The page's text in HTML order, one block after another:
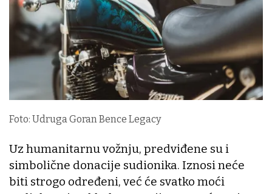
Foto: Udruga Goran Bence Legacy
Uz humanitarnu vožnju, predviđene su i
simbolične donacije sudionika. Iznosi neće
biti strogo određeni, već će svatko moći